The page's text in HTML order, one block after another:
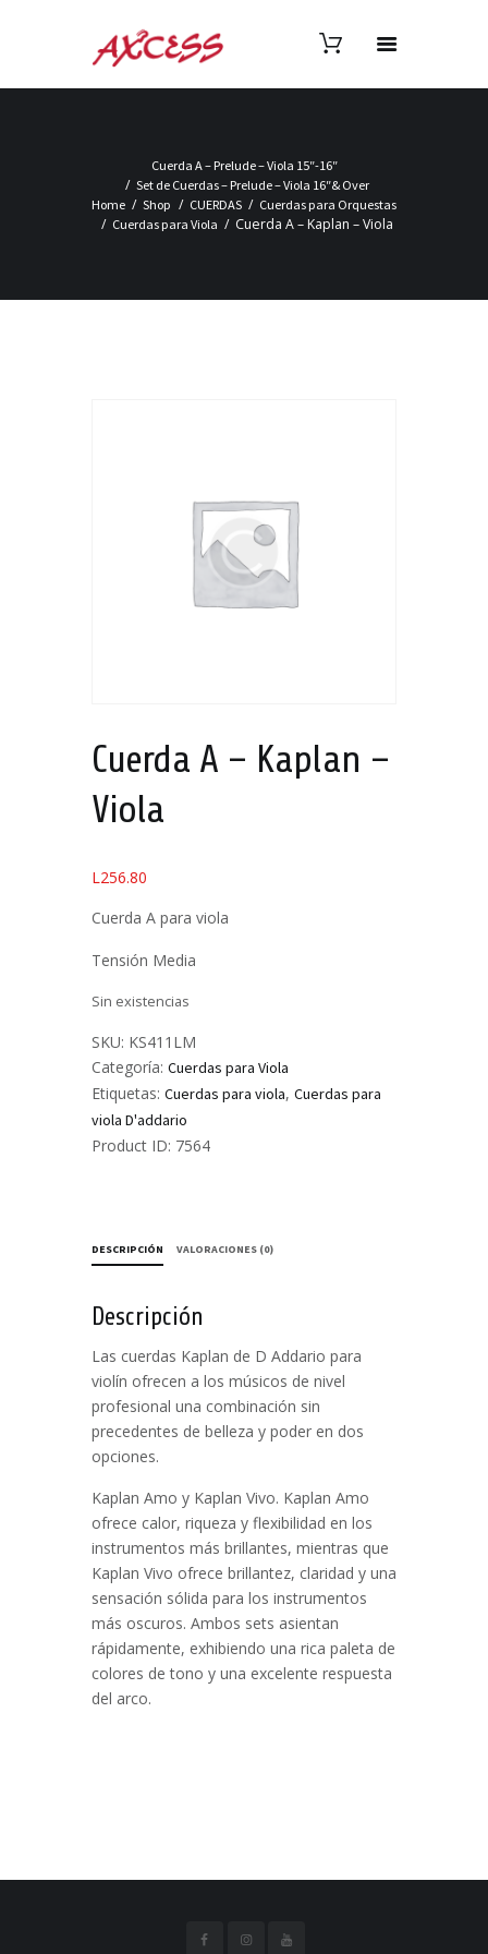
Cuerda A – Prelude – Viola 15″-16″
Set de Cuerdas – Prelude – Viola 16″& Over
Home
Shop CUERDAS
Cuerdas para Orquestas
Cuerdas para Viola
Cuerda A – Kaplan – Viola
Cuerda A – Kaplan –
Viola
L256.80
Cuerda A para viola
Tensión Media
Sin existencias
SKU: KS411LM
Categoría: Cuerdas para Viola
Etiquetas: Cuerdas para viola, Cuerdas para
viola D'addario
Product ID: 7564
DESCRIPCIÓN VALORACIONES (0)
Descripción
Las cuerdas Kaplan de D Addario para
violín ofrecen a los músicos de nivel
profesional una combinación sin
precedentes de belleza y poder en dos
opciones.
Kaplan Amo y Kaplan Vivo. Kaplan Amo
ofrece calor, riqueza y flexibilidad en los
instrumentos más brillantes, mientras que
Kaplan Vivo ofrece brillantez, claridad y una
sensación sólida para los instrumentos
más oscuros. Ambos sets asientan
rápidamente, exhibiendo una rica paleta de
colores de tono y una excelente respuesta
del arco.